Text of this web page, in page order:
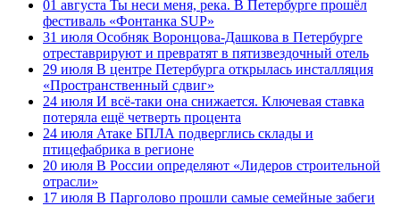
01 августа Ты неси меня, река. В Петербурге прошёл
фестиваль «Фонтанка SUP»
31 июля Особняк Воронцова-Дашкова в Петербурге
отреставрируют и превратят в пятизвездочный отель
29 июля В центре Петербурга открылась инсталляция
«Пространственный сдвиг»
24 июля И всё-таки она снижается. Ключевая ставка
потеряла ещё четверть процента
24 июля Атаке БПЛА подверглись склады и
птицефабрика в регионе
20 июля В России определяют «Лидеров строительной
отрасли»
17 июля В Парголово прошли самые семейные забеги